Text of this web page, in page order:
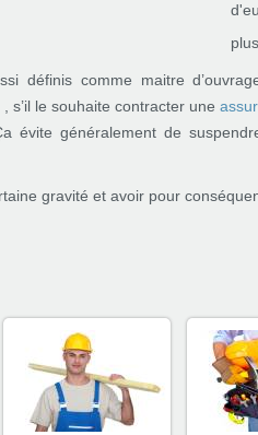
comme maitre
s’il le souhaite contracter une
évite généralement de
gravité et avoir pour